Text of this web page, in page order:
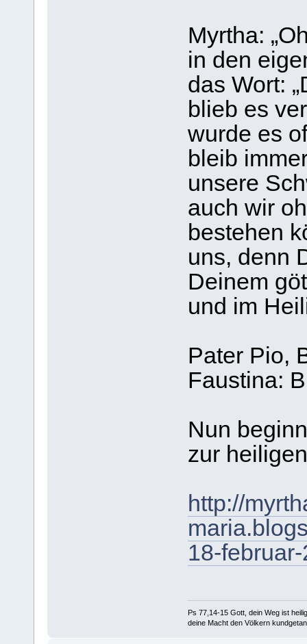
Myrtha:
in den
das Wort:
blieb es
wurde es
bleib
unsere
auch wir
bestehen
uns, denn
Deinem
und im
Pater Pio,
Faustina:
Nun
zur
http://
18-
Ps 77,14-15 Gott, dein Weg ist
deine Macht den Völkern